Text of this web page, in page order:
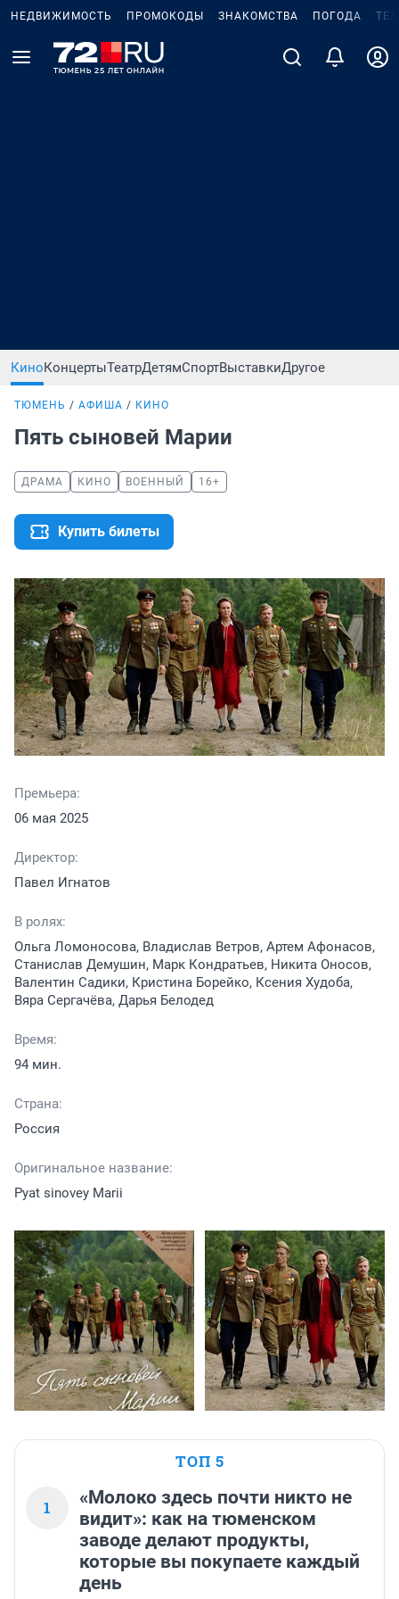
НЕДВИЖИМОСТЬ ПРОМОКОДЫ ЗНАКОМСТВА ПОГОДА
КиноКонцертыТеатрДетямСпортВыставкиДругое
ТЮМЕНЬ АФИША КИНО
Пять сыновей Марии
ДРАМА КИНО ВОЕННЫЙ 16+
Купить билеты
Премьера:
06 мая 2025
Директор:
Павел Игнатов
В ролях:
Ольга Ломоносова, Владислав Ветров, Артем Афонасов,
Станислав Демушин, Марк Кондратьев, Никита Оносов,
Валентин Садики, Кристина Борейко, Ксения Худоба,
Вяра Сергачёва, Дарья Белодед
Время:
94 мин.
Страна:
Россия
Оригинальное название:
Pyat sinovey Marii
ТОП 5
1
«Молоко здесь почти никто не
видит»: как на тюменском
заводе делают продукты,
которые вы покупаете каждый
день